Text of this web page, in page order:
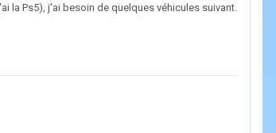
la Ps5), j'ai besoin de quelques véhicules suivant.